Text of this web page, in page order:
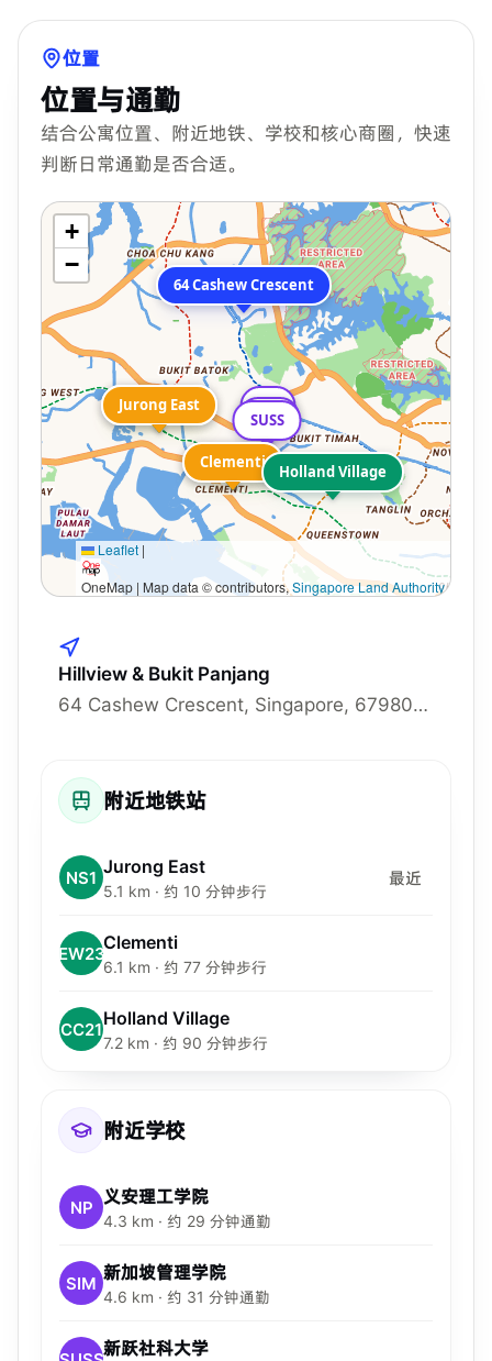
位置
位置与通勤
结合公寓位置、附近地铁、学校和核心商圈，快速
判断日常通勤是否合适。
64 Cashew Crescent
Jurong East
Clementi Holland Village
NP
SIM
SUSS
Jurong East
Clementi
+
−
Leaflet |
OneMap | Map data © contributors,Singapore Land Authority
Hillview & Bukit Panjang
64 Cashew Crescent, Singapore, 679809, 679809
附近地铁站
NS1 Jurong East
5.1 km · 约 10 分钟步行
最近
EW23Clementi
6.1 km · 约 77 分钟步行
CC21Holland Village
7.2 km · 约 90 分钟步行
附近学校
NP 义安理工学院
4.3 km · 约 29 分钟通勤
SIM 新加坡管理学院
4.6 km · 约 31 分钟通勤
新跃社科大学